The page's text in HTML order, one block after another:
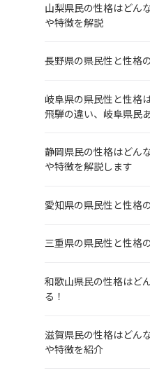
山梨県民の性格はどん
や特徴を解説
長野県の県民性と性格
岐阜県の県民性と性格
飛騨の違い、岐阜県民
静岡県民の性格はどん
や特徴を解説します
愛知県の県民性と性格
三重県の県民性と性格
和歌山県民の性格はど
る！
滋賀県民の性格はどん
や特徴を紹介